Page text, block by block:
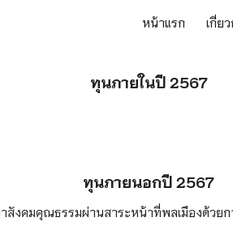
หน้าแรก เกี่ย
ทุนภายในปี 2567
ทุนภายนอกปี 2567
คมคุณธรรมผ่านสาระหน้าที่พลเมืองด้วยกา